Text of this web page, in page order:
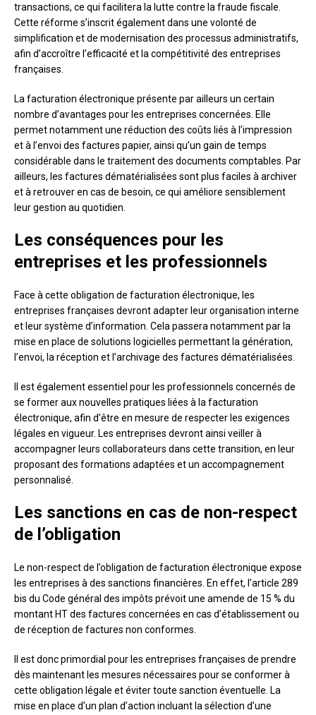
transactions, ce qui facilitera la lutte contre la fraude fiscale.
Cette réforme s’inscrit également dans une volonté de
simplification et de modernisation des processus administratifs,
afin d’accroître l’efficacité et la compétitivité des entreprises
françaises.
La facturation électronique présente par ailleurs un certain
nombre d’avantages pour les entreprises concernées. Elle
permet notamment une réduction des coûts liés à l’impression
et à l’envoi des factures papier, ainsi qu’un gain de temps
considérable dans le traitement des documents comptables. Par
ailleurs, les factures dématérialisées sont plus faciles à archiver
et à retrouver en cas de besoin, ce qui améliore sensiblement
leur gestion au quotidien.
Les conséquences pour les
entreprises et les professionnels
Face à cette obligation de facturation électronique, les
entreprises françaises devront adapter leur organisation interne
et leur système d’information. Cela passera notamment par la
mise en place de solutions logicielles permettant la génération,
l’envoi, la réception et l’archivage des factures dématérialisées.
Il est également essentiel pour les professionnels concernés de
se former aux nouvelles pratiques liées à la facturation
électronique, afin d’être en mesure de respecter les exigences
légales en vigueur. Les entreprises devront ainsi veiller à
accompagner leurs collaborateurs dans cette transition, en leur
proposant des formations adaptées et un accompagnement
personnalisé.
Les sanctions en cas de non-respect
de l’obligation
Le non-respect de l’obligation de facturation électronique expose
les entreprises à des sanctions financières. En effet, l’article 289
bis du Code général des impôts prévoit une amende de 15 % du
montant HT des factures concernées en cas d’établissement ou
de réception de factures non conformes.
Il est donc primordial pour les entreprises françaises de prendre
dès maintenant les mesures nécessaires pour se conformer à
cette obligation légale et éviter toute sanction éventuelle. La
mise en place d’un plan d’action incluant la sélection d’une